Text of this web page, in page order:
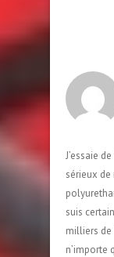
J’essaie
sérieux
suis
milliers de
n’importe